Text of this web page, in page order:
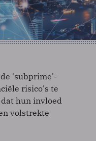
'subprime'-
risico's te
hun invloed
volstrekte